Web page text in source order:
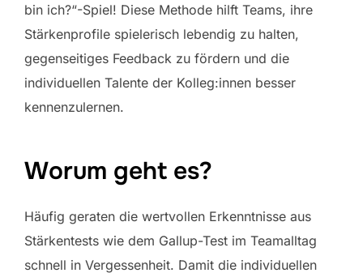
bin ich?“-Spiel! Diese Methode hilft Teams, ihre
Stärkenprofile spielerisch lebendig zu halten,
gegenseitiges Feedback zu fördern und die
individuellen Talente der Kolleg:innen besser
kennenzulernen.
Worum geht es?
Häufig geraten die wertvollen Erkenntnisse aus
Stärkentests wie dem Gallup-Test im Teamalltag
schnell in Vergessenheit. Damit die individuellen